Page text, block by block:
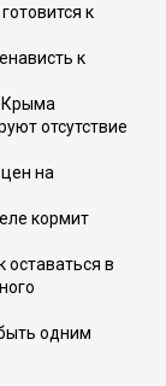
к
к
Крыма
отсутствие
на
кормит
оставаться в
одним